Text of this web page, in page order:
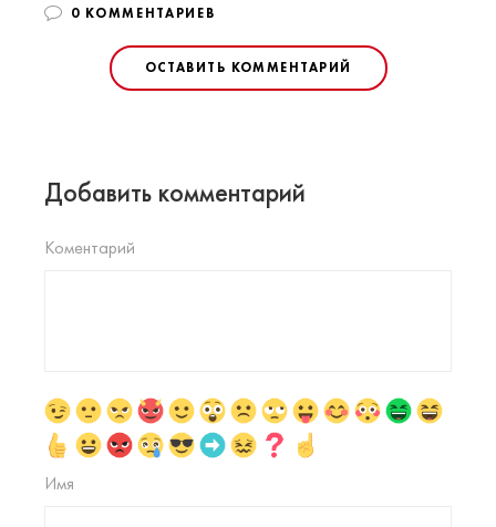
0 КОММЕНТАРИЕВ
ОСТАВИТЬ КОММЕНТАРИЙ
Добавить комментарий
Коментарий
Имя